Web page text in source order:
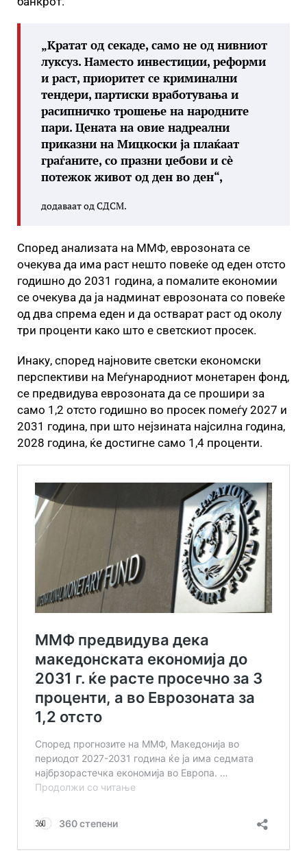
„Кратат од секаде, само не од нивниот
луксуз. Наместо инвестиции, реформи
и раст, приоритет се криминални
тендери, партиски вработувања и
расипничко трошење на народните
пари. Цената на овие надреални
приказни на Мицкоски ја плаќаат
граѓаните, со празни џебови и сè
потежок живот од ден во ден“,
додаваат од СДСМ.
Според анализата на ММФ, еврозоната се
очекува да има раст нешто повеќе од еден отсто
годишно до 2031 година, а помалите економии
се очекува да ја надминат еврозоната со повеќе
од два спрема еден и да остварат раст од околу
три проценти како што е светскиот просек.
Инаку, според најновите светски економски
перспективи на Меѓународниот монетарен фонд,
се предвидува еврозоната да се прошири за
само 1,2 отсто годишно во просек помеѓу 2027 и
2031 година, при што нејзината најсилна година,
2028 година, ќе достигне само 1,4 проценти.